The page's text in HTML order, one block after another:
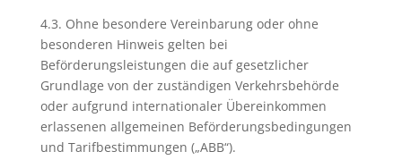
4.3. Ohne besondere Vereinbarung oder ohne
besonderen Hinweis gelten bei
Beförderungsleistungen die auf gesetzlicher
Grundlage von der zuständigen Verkehrsbehörde
oder aufgrund internationaler Übereinkommen
erlassenen allgemeinen Beförderungsbedingungen
und Tarifbestimmungen („ABB“).